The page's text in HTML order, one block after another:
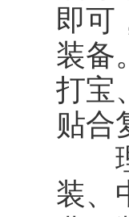
即可
装备
打宝
贴合
理
装、